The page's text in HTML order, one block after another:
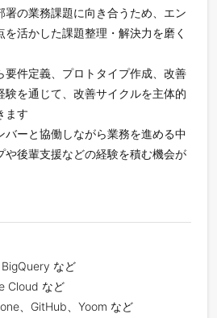
署の業務課題に向き合うため、エン
を活かした課題整理・解決力を磨く
要件定義、プロトタイプ作成、改善
験を通じて、改善サイクルを主体的
ます
バーと協働しながら業務を進める中
や後輩支援などの経験を積む機会が
など
Cloud など
、GitHub、Yoom など